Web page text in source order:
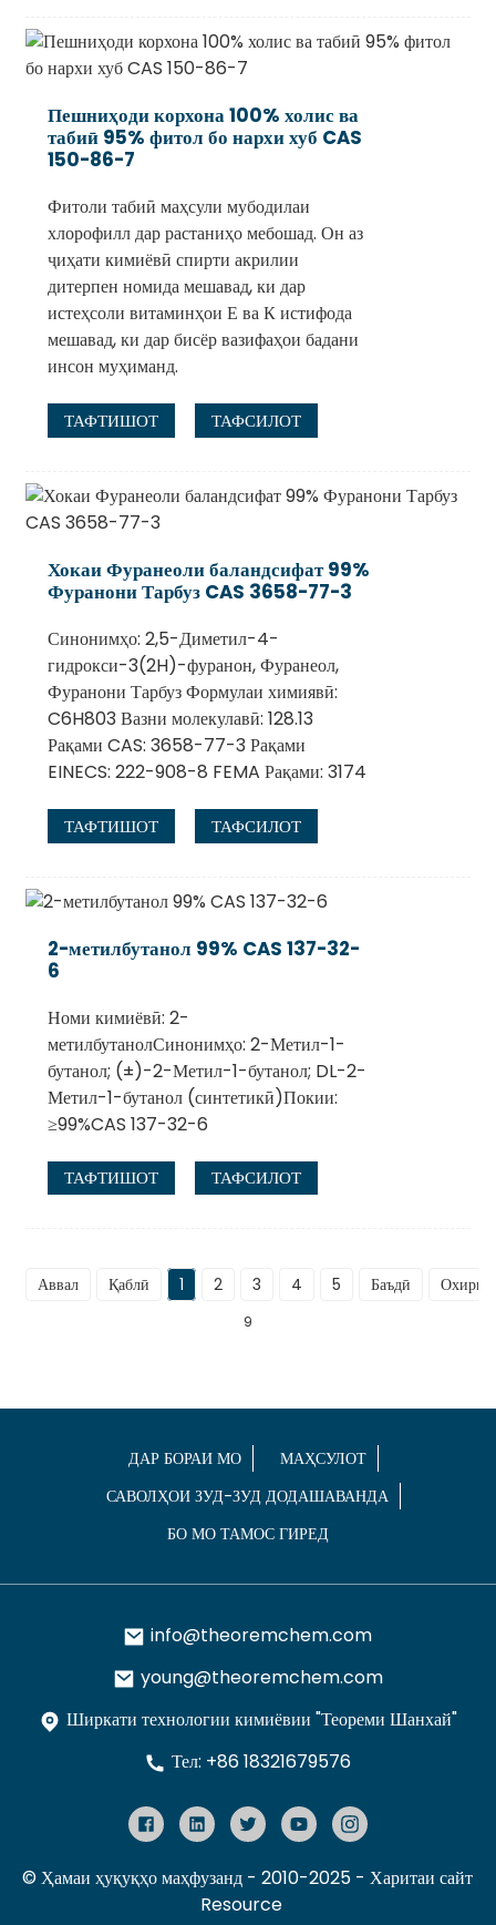
Пешниҳоди корхона 100% холис ва
табиӣ 95% фитол бо нархи хуб CAS
150-86-7
Фитоли табиӣ маҳсули мубодилаи
хлорофилл дар растаниҳо мебошад. Он аз
ҷиҳати кимиёвӣ спирти акрилии
дитерпен номида мешавад, ки дар
истеҳсоли витаминҳои Е ва К истифода
мешавад, ки дар бисёр вазифаҳои бадани
инсон муҳиманд.
ТАФТИШОТ ТАФСИЛОТ
Хокаи Фуранеоли баландсифат 99%
Фуранони Тарбуз CAS 3658-77-3
Синонимҳо: 2,5-Диметил-4-
гидрокси-3(2H)-фуранон, Фуранеол,
Фуранони Тарбуз Формулаи химиявӣ:
C6H803 Вазни молекулавӣ: 128.13
Рақами CAS: 3658-77-3 Рақами
EINECS: 222-908-8 FEMA Рақами: 3174
ТАФТИШОТ ТАФСИЛОТ
2-метилбутанол 99% CAS 137-32-
6
Номи кимиёвӣ: 2-
метилбутанолСинонимҳо: 2-Метил-1-
бутанол; (±)-2-Метил-1-бутанол; DL-2-
Метил-1-бутанол (синтетикӣ)Покии:
≥99%CAS 137-32-6
ТАФТИШОТ ТАФСИЛОТ
Аввал Қаблӣ 1 2 3 4 5 Баъдӣ Охирин
9
ДАР БОРАИ МО
МАҲСУЛОТ
САВОЛҲОИ ЗУД-ЗУД ДОДАШАВАНДА
БО МО ТАМОС ГИРЕД
info@theoremchem.com
young@theoremchem.com
Ширкати технологии кимиёвии "Теореми Шанхай"
Тел: +86 18321679576
© Ҳамаи ҳуқуқҳо маҳфузанд - 2010-2025 - Харитаи сайт
Resource